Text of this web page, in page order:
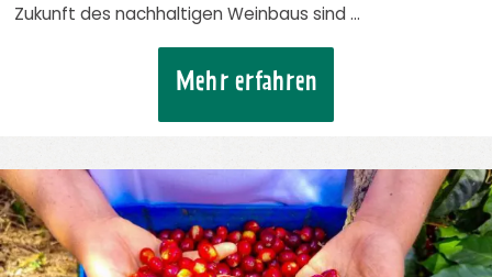
Zukunft des nachhaltigen Weinbaus sind …
Mehr erfahren